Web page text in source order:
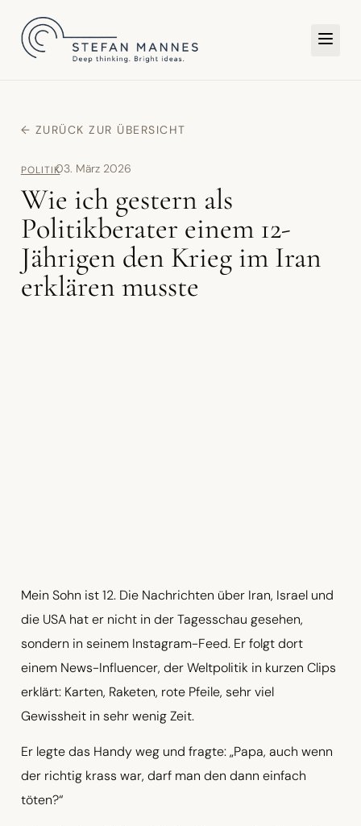
← ZURÜCK ZUR ÜBERSICHT
POLITIK03. März 2026
Wie ich gestern als
Politikberater einem 12-
Jährigen den Krieg im Iran
erklären musste
Mein Sohn ist 12. Die Nachrichten über Iran, Israel und
die USA hat er nicht in der Tagesschau gesehen,
sondern in seinem Instagram-Feed. Er folgt dort
einem News-Influencer, der Weltpolitik in kurzen Clips
erklärt: Karten, Raketen, rote Pfeile, sehr viel
Gewissheit in sehr wenig Zeit.
Er legte das Handy weg und fragte: „Papa, auch wenn
der richtig krass war, darf man den dann einfach
töten?“